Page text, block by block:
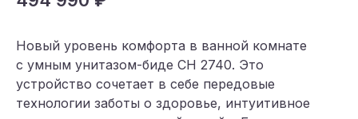
Новый уровень комфорта в ванной комнате
с умным унитазом-биде CH 2740. Это
устройство сочетает в себе передовые
технологии заботы о здоровье, интуитивное